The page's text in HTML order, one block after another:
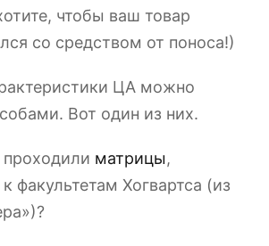
чтобы ваш товар
со средством от поноса!)
ЦА можно
Вот один из них.
матрицы,
факультетам Хогвартса (из